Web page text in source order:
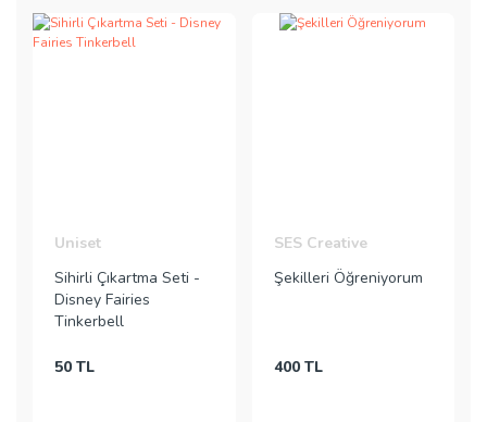
Uniset
Sihirli Çıkartma Seti -
Disney Fairies
Tinkerbell
50 TL
SES Creative
Şekilleri Öğreniyorum
400 TL